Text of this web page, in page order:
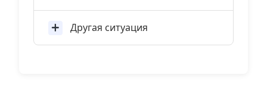
Другая ситуация